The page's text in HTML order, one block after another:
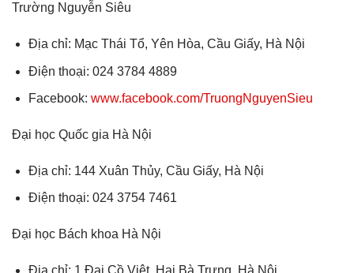
Trường Nguyễn Siêu
Địa chỉ: Mạc Thái Tổ, Yên Hòa, Cầu Giấy, Hà Nội
Điện thoại: 024 3784 4889
Facebook: www.facebook.com/TruongNguyenSieu
Đại học Quốc gia Hà Nội
Địa chỉ: 144 Xuân Thủy, Cầu Giấy, Hà Nội
Điện thoại: 024 3754 7461
Đại học Bách khoa Hà Nội
Địa chỉ: 1 Đại Cồ Việt, Hai Bà Trưng, Hà Nội